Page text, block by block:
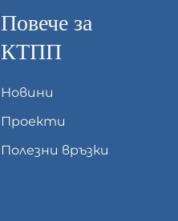
Повече за
КТПП
Новини
Проекти
Полезни връзки